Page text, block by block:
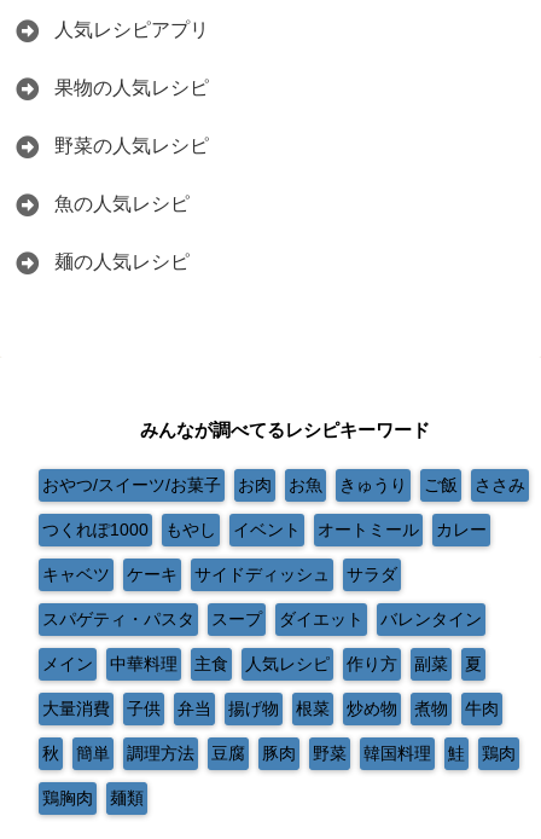
人気レシピアプリ
果物の人気レシピ
野菜の人気レシピ
魚の人気レシピ
麺の人気レシピ
みんなが調べてるレシピキーワード
おやつ/スイーツ/お菓子 お肉 お魚 きゅうり ご飯 ささみ
つくれぽ1000 もやし イベント オートミール カレー
キャベツ ケーキ サイドディッシュ サラダ
スパゲティ・パスタ スープ ダイエット バレンタイン
メイン 中華料理 主食 人気レシピ 作り方 副菜 夏
大量消費 子供 弁当 揚げ物 根菜 炒め物 煮物 牛肉
秋 簡単 調理方法 豆腐 豚肉 野菜 韓国料理 鮭 鶏肉
鶏胸肉 麺類